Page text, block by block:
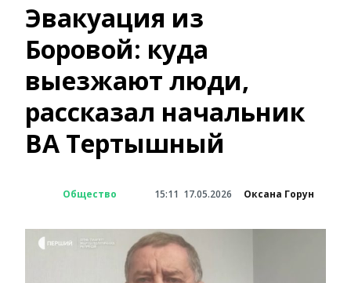
Эвакуация из
Боровой: куда
выезжают люди,
рассказал начальник
ВА Тертышный
Общество 15:11 17.05.2026 Оксана Горун